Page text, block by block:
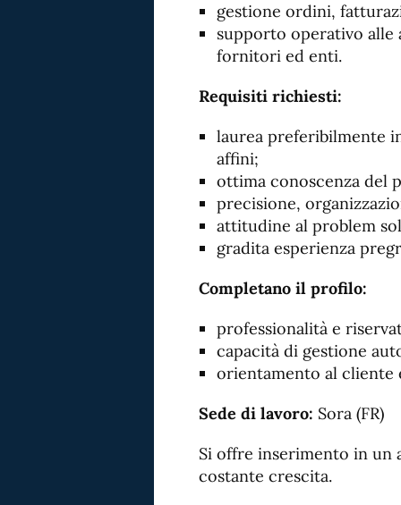
gestione ordini,
supporto operativo
fornitori ed enti.
Requisiti richiesti:
laurea preferibilmente
affini;
ottima conoscenza del
precisione,
attitudine al problem
gradita esperienza
Completano il profilo:
professionalità e
capacità di gestione
orientamento al cliente
Sede di lavoro: Sora (FR)
Si offre inserimento in un
costante crescita.